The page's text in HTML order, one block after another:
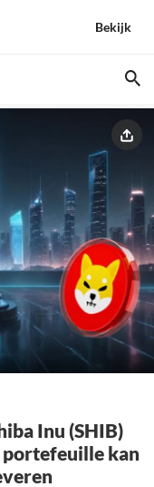
Bekijk
Inu (SHIB)
portefeuille kan